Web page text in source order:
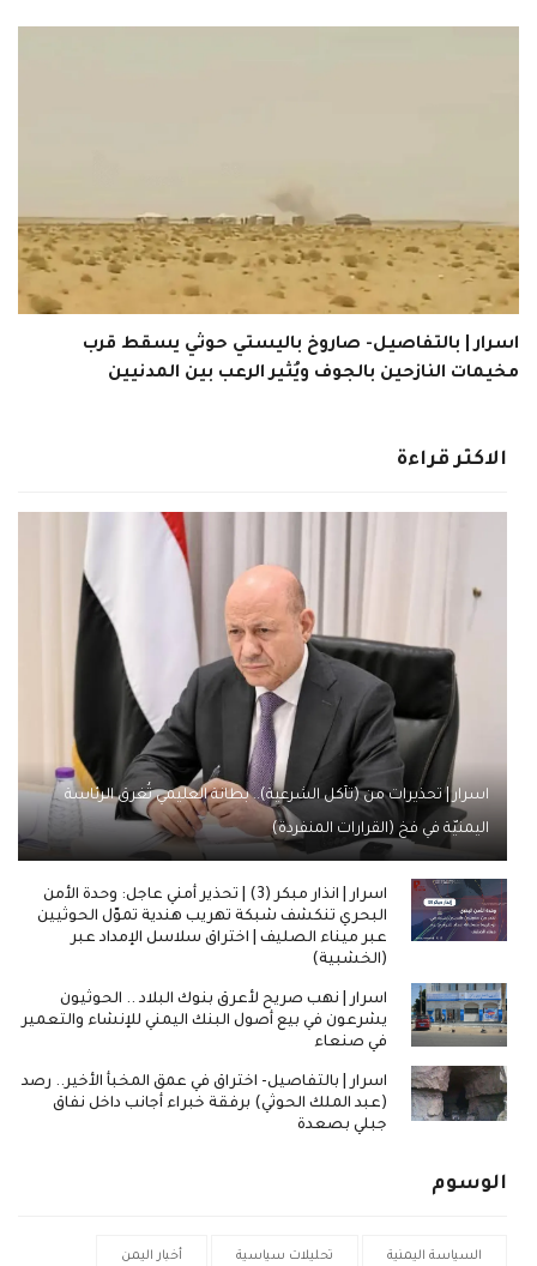
اسرار | بالتفاصيل- صاروخ باليستي حوثي يسقط قرب
مخيمات النازحين بالجوف ويُثير الرعب بين المدنيين
الاكثر قراءة
اسرار | تحذيرات من (تآكل الشرعية).. بطانة العليمي تُغرق الرئاسة
اليمنيّة في فخ (القرارات المنفردة)
اسرار | انذار مبكر (3) | تحذير أمني عاجل: وحدة الأمن
البحري تنكشف شبكة تهريب هندية تموّل الحوثيين
عبر ميناء الصليف | اختراق سلاسل الإمداد عبر
(الخشبية)
اسرار | نهب صريح لأعرق بنوك البلاد .. الحوثيون
يشرعون في بيع أصول البنك اليمني للإنشاء والتعمير
في صنعاء
اسرار | بالتفاصيل- اختراق في عمق المخبأ الأخير.. رصد
(عبد الملك الحوثي) برفقة خبراء أجانب داخل نفاق
جبلي بصعدة
الوسوم
السياسة اليمنية تحليلات سياسية أخبار اليمن